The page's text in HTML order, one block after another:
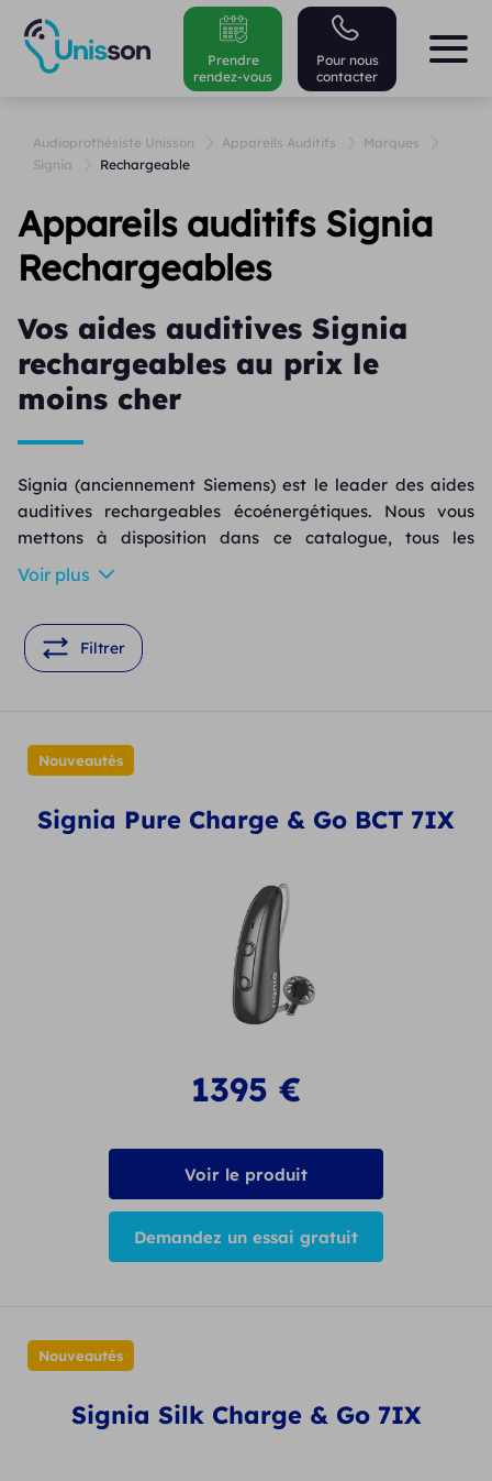
Pour nous
contacter
Prendre
rendez-vous
Audioprothésiste Unisson Appareils Auditifs
Marques
Signia
Rechargeable
Appareils auditifs Signia
Rechargeables
Vos aides auditives Signia
rechargeables au prix le
moins cher
Signia (anciennement Siemens) est le leader des aides
auditives rechargeables écoénergétiques. Nous vous
mettons à disposition dans ce catalogue, tous les
appareils auditifs rechargeables Signia. Ces modèles
sont disponibles en contours d’oreille, micro contours
intéresse, vous pouvez le tester gratuitement et sans
engagement pendant 30 jours.
conseiller la meilleure prothèse auditive rechargeable
Signia adaptée à vos besoins et votre budget.
Voir plus
Filtrer
Nouveautés
Signia Pure Charge & Go BCT 7IX
1395 €
Voir le produit
Demandez un essai gratuit
Nouveautés
Signia Silk Charge & Go 7IX